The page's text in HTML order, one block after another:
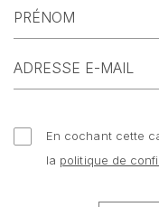
En cochant cette
la politique de